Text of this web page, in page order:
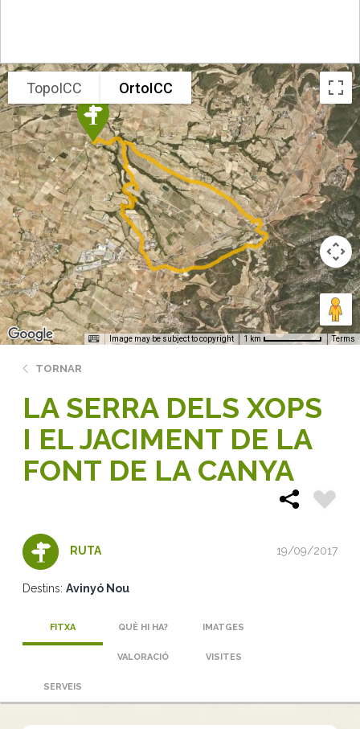
TopoICC OrtoICC
Image may be subject to copyright 1 km Terms
TORNAR
LA SERRA DELS XOPS
I EL JACIMENT DE LA
FONT DE LA CANYA
RUTA 19/09/2017
Destins: Avinyó Nou
FITXA QUÈ HI HA? IMATGES
VALORACIÓ VISITES
SERVEIS